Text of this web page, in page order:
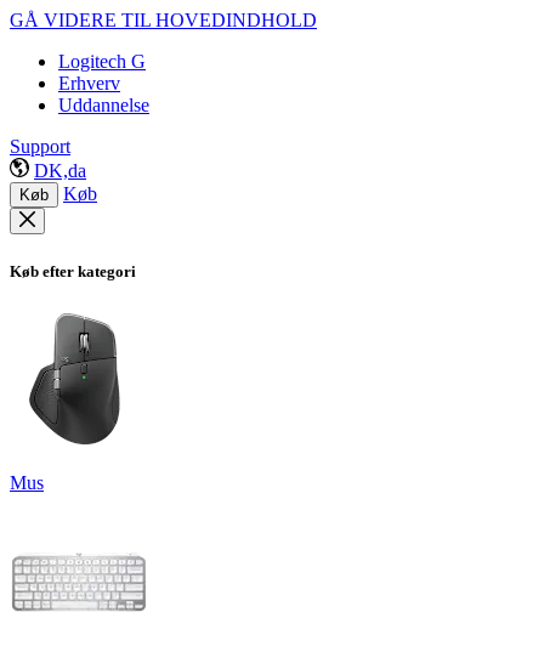
GÅ VIDERE TIL HOVEDINDHOLD
Logitech G
Erhverv
Uddannelse
Support
DK,da
Køb Køb
Køb efter kategori
Mus